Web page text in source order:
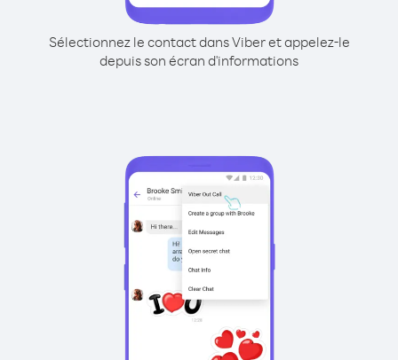
Sélectionnez le contact dans Viber et appelez-le
depuis son écran d'informations